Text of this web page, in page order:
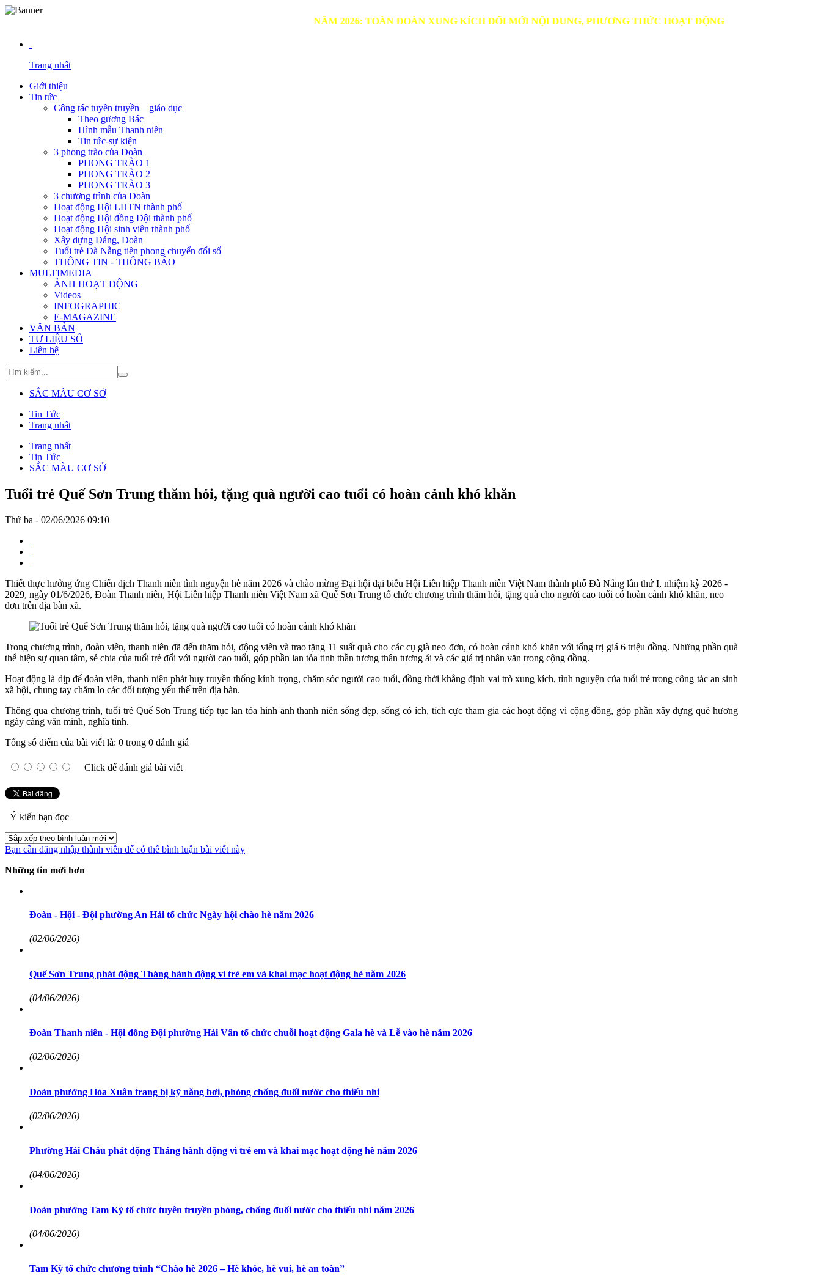
NĂM 2026: TOÀN ĐOÀN XUNG KÍCH ĐỔI MỚI NỘI DUNG, PHƯƠNG THỨC HOẠT ĐỘNG
Trang nhất
Giới thiệu
Tin tức
Công tác tuyên truyền – giáo dục
Theo gương Bác
Hình mẫu Thanh niên
Tin tức-sự kiện
3 phong trào của Đoàn
PHONG TRÀO 1
PHONG TRÀO 2
PHONG TRÀO 3
3 chương trình của Đoàn
Hoạt động Hội LHTN thành phố
Hoạt động Hội đồng Đội thành phố
Hoạt động Hội sinh viên thành phố
Xây dựng Đảng, Đoàn
Tuổi trẻ Đà Nẵng tiên phong chuyển đổi số
THÔNG TIN - THÔNG BÁO
MULTIMEDIA
ẢNH HOẠT ĐỘNG
Videos
INFOGRAPHIC
E-MAGAZINE
VĂN BẢN
TƯ LIỆU SỐ
Liên hệ
SẮC MÀU CƠ SỞ
Tin Tức
Trang nhất
Trang nhất
Tin Tức
SẮC MÀU CƠ SỞ
Tuổi trẻ Quế Sơn Trung thăm hỏi, tặng quà người cao tuổi có hoàn cảnh khó khăn
Thứ ba - 02/06/2026 09:10
Thiết thực hưởng ứng Chiến dịch Thanh niên tình nguyện hè năm 2026 và chào mừng Đại hội đại biểu Hội Liên hiệp Thanh niên Việt Nam thành phố Đà Nẵng lần thứ I, nhiệm kỳ 2026 -
2029, ngày 01/6/2026, Đoàn Thanh niên, Hội Liên hiệp Thanh niên Việt Nam xã Quế Sơn Trung tổ chức chương trình thăm hỏi, tặng quà cho người cao tuổi có hoàn cảnh khó khăn, neo
đơn trên địa bàn xã.
Trong chương trình, đoàn viên, thanh niên đã đến thăm hỏi, động viên và trao tặng 11 suất quà cho các cụ già neo đơn, có hoàn cảnh khó khăn với tổng trị giá 6 triệu đồng. Những phần quà
thể hiện sự quan tâm, sẻ chia của tuổi trẻ đối với người cao tuổi, góp phần lan tỏa tinh thần tương thân tương ái và các giá trị nhân văn trong cộng đồng.
Hoạt động là dịp để đoàn viên, thanh niên phát huy truyền thống kính trọng, chăm sóc người cao tuổi, đồng thời khẳng định vai trò xung kích, tình nguyện của tuổi trẻ trong công tác an sinh
xã hội, chung tay chăm lo các đối tượng yếu thế trên địa bàn.
Thông qua chương trình, tuổi trẻ Quế Sơn Trung tiếp tục lan tỏa hình ảnh thanh niên sống đẹp, sống có ích, tích cực tham gia các hoạt động vì cộng đồng, góp phần xây dựng quê hương
ngày càng văn minh, nghĩa tình.
Tổng số điểm của bài viết là: 0 trong 0 đánh giá
Click để đánh giá bài viết
Ý kiến bạn đọc
Bạn cần đăng nhập thành viên để có thể bình luận bài viết này
Những tin mới hơn
Đoàn - Hội - Đội phường An Hải tổ chức Ngày hội chào hè năm 2026
(02/06/2026)
Quế Sơn Trung phát động Tháng hành động vì trẻ em và khai mạc hoạt động hè năm 2026
(04/06/2026)
Đoàn Thanh niên - Hội đồng Đội phường Hải Vân tổ chức chuỗi hoạt động Gala hè và Lễ vào hè năm 2026
(02/06/2026)
Đoàn phường Hòa Xuân trang bị kỹ năng bơi, phòng chống đuối nước cho thiếu nhi
(02/06/2026)
Phường Hải Châu phát động Tháng hành động vì trẻ em và khai mạc hoạt động hè năm 2026
(04/06/2026)
Đoàn phường Tam Kỳ tổ chức tuyên truyền phòng, chống đuối nước cho thiếu nhi năm 2026
(04/06/2026)
Tam Kỳ tổ chức chương trình “Chào hè 2026 – Hè khỏe, hè vui, hè an toàn”